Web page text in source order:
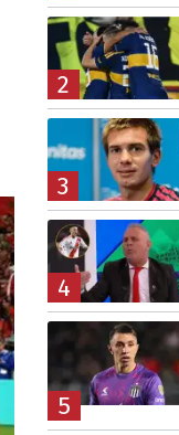
2
3
4
5